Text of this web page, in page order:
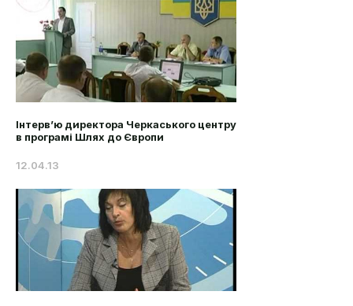
Інтерв’ю директора Черкаського центру
в програмі Шлях до Європи
12.04.13